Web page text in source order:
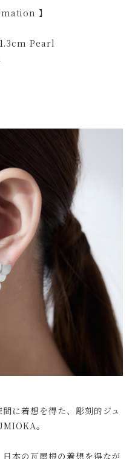
】
Pearl
に着想を得た、彫刻的ジュ
。
日本の瓦屋根の着想を得なが